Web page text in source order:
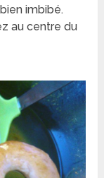
imbibé.
au centre du